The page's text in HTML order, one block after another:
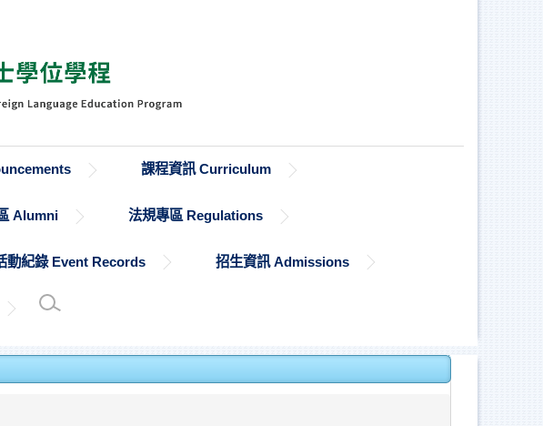
課程資訊 Curriculum
Alumni 法規專區 Regulations
動紀錄 Event Records 招生資訊 Admissions